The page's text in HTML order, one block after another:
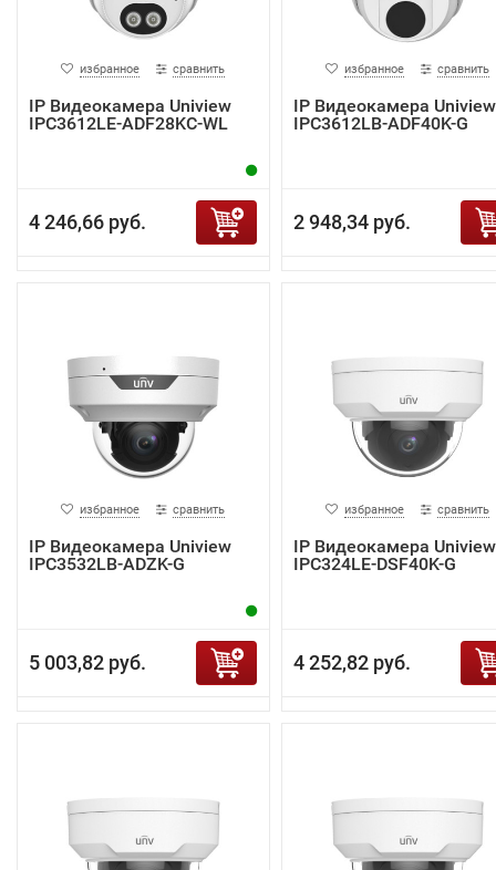
избранное сравнить
IP Видеокамера Uniview
IPC3612LE-ADF28KC-WL
4 246,66 руб.
избранное сравнить
IP Видеокамера Uniview
IPC3612LB-ADF40K-G
2 948,34 руб.
избранное сравнить
IP Видеокамера Uniview
IPC3532LB-ADZK-G
5 003,82 руб.
избранное сравнить
IP Видеокамера Uniview
IPC324LE-DSF40K-G
4 252,82 руб.